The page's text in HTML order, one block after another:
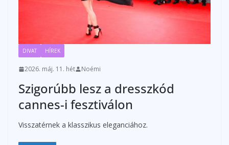
DIVAT HÍREK
2026. máj. 11. hét Noémi
Szigorúbb lesz a dresszkód
cannes-i fesztiválon
Visszatérnek a klasszikus eleganciához.